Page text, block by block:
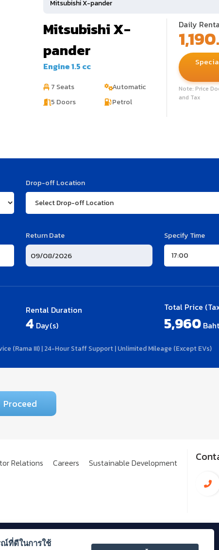
Mitsubishi X-
pander
Engine 1.5 cc
7 Seats
Automatic
5 Doors
Petrol
Daily
Note: Price
and Tax
Drop-off Location
Return Date Specify Time
Rental Duration
4 Day(s)
Total Price
5,960 Baht
(Rama III) | 24-Hour Staff Support | Unlimited Mileage (Except EVs)
Proceed
Relations Careers Sustainable Development
ณ์ที่ดีในการใช้